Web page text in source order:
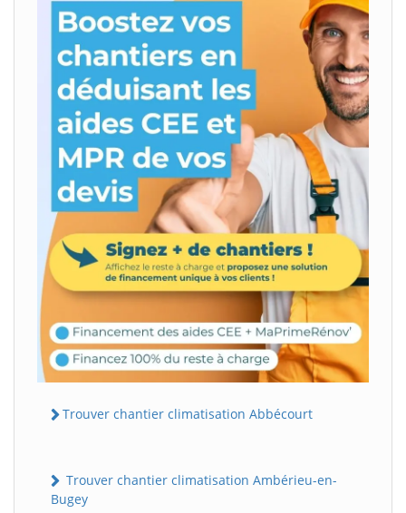
Trouver chantier climatisation Abbécourt
Trouver chantier climatisation Ambérieu-en-
Bugey